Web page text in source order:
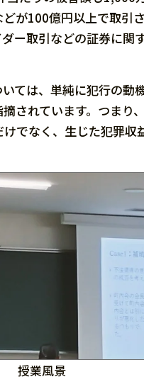
が100億円以上で取引
ー取引などの証券に関
ては、単純に犯行の
されています。つまり
でなく、生じた犯罪
授業風景